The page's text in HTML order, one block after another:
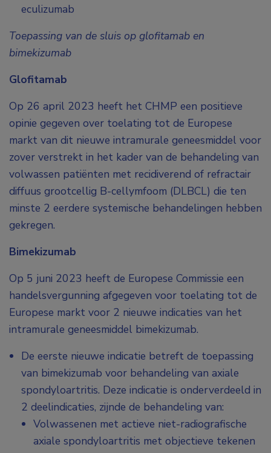
eculizumab
Toepassing van de sluis op glofitamab en
bimekizumab
Glofitamab
Op 26 april 2023 heeft het CHMP een positieve
opinie gegeven over toelating tot de Europese
markt van dit nieuwe intramurale geneesmiddel voor
zover verstrekt in het kader van de behandeling van
volwassen patiënten met recidiverend of refractair
diffuus grootcellig B-cellymfoom (DLBCL) die ten
minste 2 eerdere systemische behandelingen hebben
gekregen.
Bimekizumab
Op 5 juni 2023 heeft de Europese Commissie een
handelsvergunning afgegeven voor toelating tot de
Europese markt voor 2 nieuwe indicaties van het
intramurale geneesmiddel bimekizumab.
De eerste nieuwe indicatie betreft de toepassing
van bimekizumab voor behandeling van axiale
spondyloartritis. Deze indicatie is onderverdeeld in
2 deelindicaties, zijnde de behandeling van:
Volwassenen met actieve niet-radiografische
axiale spondyloartritis met objectieve tekenen